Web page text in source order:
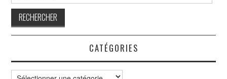
CATÉGORIES
Catégories